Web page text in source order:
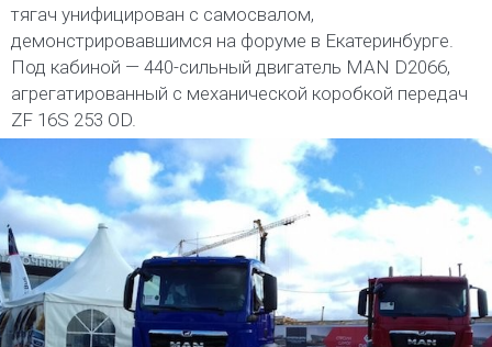
тягач унифицирован с самосвалом,
демонстрировавшимся на форуме в Екатеринбурге.
Под кабиной — 440-сильный двигатель MAN D2066,
агрегатированный с механической коробкой передач
ZF 16S 253 OD.